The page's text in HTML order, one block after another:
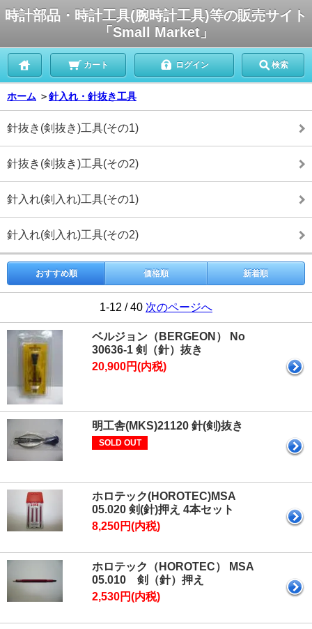
時計部品・時計工具(腕時計工具)等の販売サイト
「Small Market」
カート ログイン 検索
ホーム ＞針入れ・針抜き工具
針抜き(剣抜き)工具(その1)
針抜き(剣抜き)工具(その2)
針入れ(剣入れ)工具(その1)
針入れ(剣入れ)工具(その2)
おすすめ順 価格順 新着順
1-12 / 40 次のページへ
ベルジョン（BERGEON） No
30636-1 剣（針）抜き
20,900円(内税)
明工舎(MKS)21120 針(剣)抜き
SOLD OUT
ホロテック(HOROTEC)MSA
05.020 剣(針)押え 4本セット
8,250円(内税)
ホロテック（HOROTEC） MSA
05.010 剣（針）押え
2,530円(内税)